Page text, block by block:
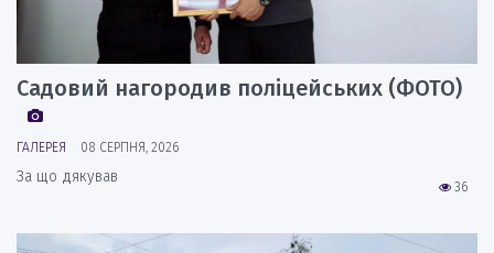
Садовий нагородив поліцейських (ФОТО)
ГАЛЕРЕЯ 08 СЕРПНЯ, 2026
36
За що дякував